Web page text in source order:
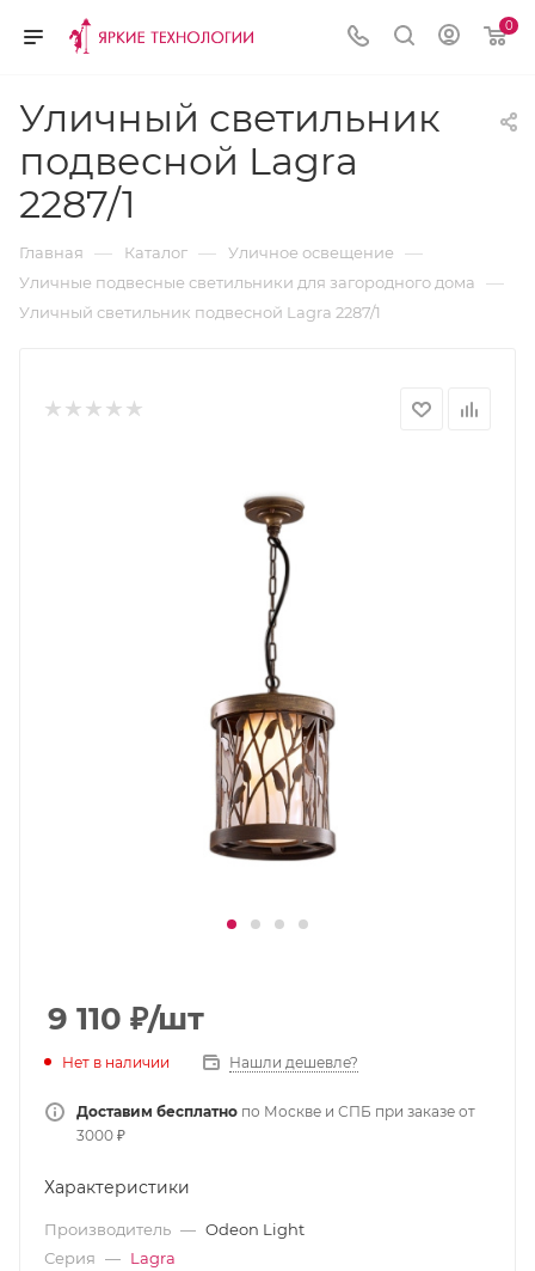
0
Уличный светильник
подвесной Lagra
2287/1
Главная — Каталог — Уличное освещение —
Уличные подвесные светильники для загородного дома —
Уличный светильник подвесной Lagra 2287/1
9 110 ₽/шт
Нет в наличии Нашли дешевле?
Доставим бесплатно по Москве и СПБ при заказе от
3000 ₽
Характеристики
Производитель — Odeon Light
Серия — Lagra